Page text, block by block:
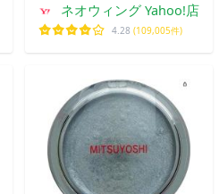
ネオウィング Yahoo!店
4.28 (109,005件)